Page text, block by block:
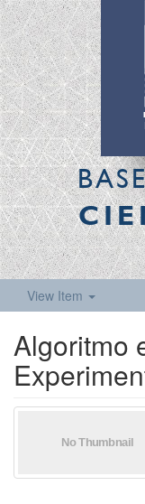
View Item
Algoritmo